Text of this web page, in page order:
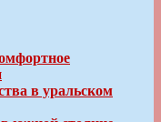
в уральском